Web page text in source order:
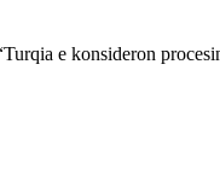
e konsideron